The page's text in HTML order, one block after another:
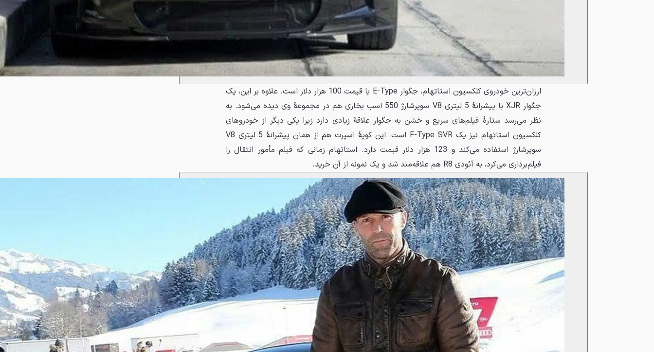
ارزان‌ترین خودروی کلکسیون استاتهام، جگوار E-Type با قیمت 100 هزار دلار است. علاوه بر این، یک
جگوار XJR با پیشرانهٔ 5 لیتری V8 سوپرشارژ 550 اسب بخاری هم در مجموعهٔ وی دیده می‌شود. به
نظر می‌رسد ستارهٔ فیلم‌های سریع و خشن به جگوار علاقهٔ زیادی دارد زیرا یکی دیگر از خودروهای
کلکسیون استاتهام نیز یک F-Type SVR است. این کوپهٔ اسپرت هم از همان پیشرانهٔ 5 لیتری V8
سوپرشارژ استفاده می‌کند و 123 هزار دلار قیمت دارد. استاتهام زمانی که فیلم مأمور انتقال را
فیلم‌برداری می‌کرد، به آئودی R8 هم علاقه‌مند شد و یک نمونه از آن خرید.